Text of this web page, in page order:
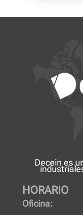
Decein es
HORARIO
Oficina: